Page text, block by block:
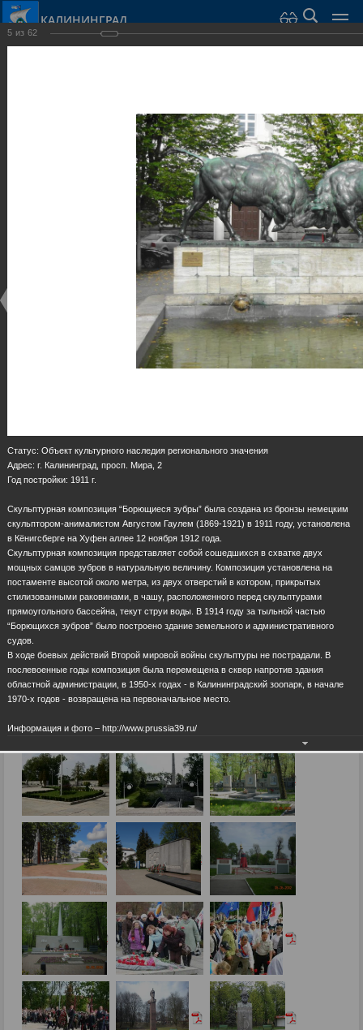
КАЛИНИНГРАД
Скульптуры и мемориалы
5 из 62
Статус: Объект культурного наследия регионального значения
Адрес: г. Калининград, просп. Мира, 2
Год постройки: 1911 г.
Скульптурная композиция “Борющиеся зубры” была создана из бронзы немецким
скульптором-анималистом Августом Гаулем (1869-1921) в 1911 году, установлена
в Кёнигсберге на Хуфен аллее 12 ноября 1912 года.
Скульптурная композиция представляет собой сошедшихся в схватке двух
мощных самцов зубров в натуральную величину. Композиция установлена на
постаменте высотой около метра, из двух отверстий в котором, прикрытых
стилизованными раковинами, в чашу, расположенного перед скульптурами
прямоугольного бассейна, текут струи воды. В 1914 году за тыльной частью
“Борющихся зубров” было построено здание земельного и административного
судов.
В ходе боевых действий Второй мировой войны скульптуры не пострадали. В
послевоенные годы композиция была перемещена в сквер напротив здания
областной администрации, в 1950-х годах - в Калининградский зоопарк, в начале
1970-х годов - возвращена на первоначальное место.
Информация и фото – http://www.prussia39.ru/